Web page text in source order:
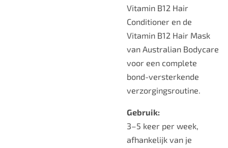
Vitamin B12 Hair
Conditioner en de
Vitamin B12 Hair Mask
van Australian Bodycare
voor een complete
bond-versterkende
verzorgingsroutine.
Gebruik:
3–5 keer per week,
afhankelijk van je